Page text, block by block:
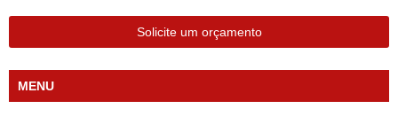
Solicite um orçamento
MENU